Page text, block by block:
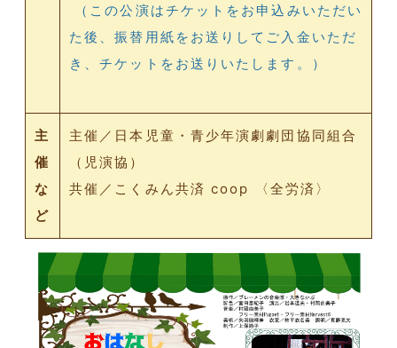
（この公演はチケットをお申込みいただい
た後、振替用紙をお送りしてご入金いただ
き、チケットをお送りいたします。）
主
催
な
ど
主催／日本児童・青少年演劇劇団協同組合
（児演協）
共催／こくみん共済 coop 〈全労済〉